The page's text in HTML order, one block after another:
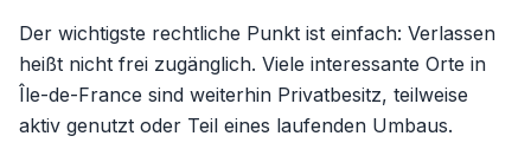
Der wichtigste rechtliche Punkt ist einfach: Verlassen
heißt nicht frei zugänglich. Viele interessante Orte in
Île-de-France sind weiterhin Privatbesitz, teilweise
aktiv genutzt oder Teil eines laufenden Umbaus.